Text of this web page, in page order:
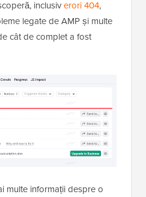
inclusiverori 404,
legate de AMP și multe
cât de complet a fost
multe informații despre o